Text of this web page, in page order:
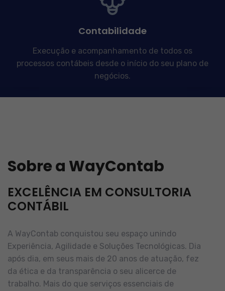
Contabilidade
Execução e acompanhamento de todos os
processos contábeis desde o início do seu plano de
negócios.
Sobre a WayContab
EXCELÊNCIA EM CONSULTORIA
CONTÁBIL
A WayContab conquistou seu espaço unindo
Experiência, Agilidade e Soluções Tecnológicas. Dia
após dia, em seus mais de 20 anos de atuação, fez
da ética e da transparência o seu alicerce de
trabalho. Mais do que serviços essenciais de